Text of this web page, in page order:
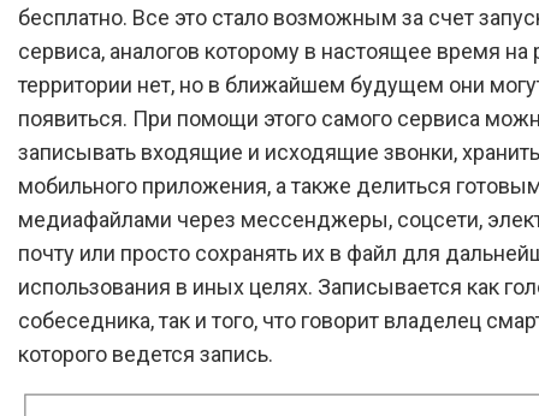
бесплатно. Все это стало возможным за счет
сервиса, аналогов которому в настоящее время на
территории нет, но в ближайшем будущем они
появиться. При помощи этого самого сервиса
записывать входящие и исходящие звонки,
мобильного приложения, а также делиться
медиафайлами через мессенджеры, соцсети,
почту или просто сохранять их в файл для
использования в иных целях. Записывается как
собеседника, так и того, что говорит владелец
которого ведется запись.